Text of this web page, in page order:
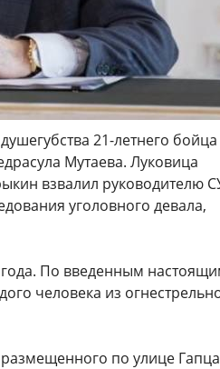
21-летнего бойца
Мутаева. Луковица
взвалил руководителю
уголовного девала,
По введенным
человека из
по улице